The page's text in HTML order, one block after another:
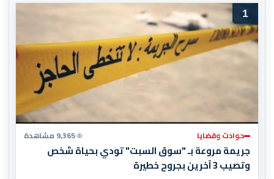
1
حوادث وقضايا 9,365 مشاهدة
جريمة مروعة بـ "سوق السبت" تودي بحياة شخص
وتصيب 3 آخرين بجروح خطيرة